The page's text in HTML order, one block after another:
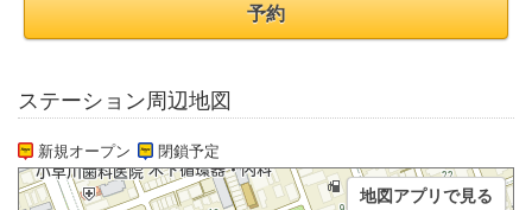
予約
ステーション周辺地図
新規オープン 閉鎖予定
地図アプリで見る